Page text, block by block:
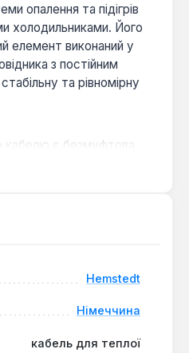
опалення та підігрів
холодильниками. Його
елемент виконаний у
з постійним
та рівномірну
є безмуфтова
яка забезпечує єдину
системи.
мм), що захищає від
з
потужність 150 Вт при
Hemstedt
Німеччина
кабель для теплої